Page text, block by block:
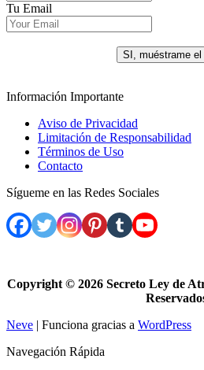
Tu Email
SI, muéstrame el
Información Importante
Aviso de Privacidad
Limitación de Responsabilidad
Términos de Uso
Contacto
Sígueme en las Redes Sociales
Copyright © 2026 Secreto Ley de
Neve | Funciona gracias a WordPress
Navegación Rápida